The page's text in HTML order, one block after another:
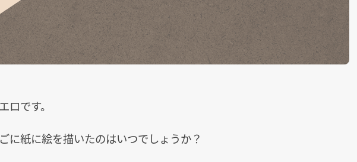
ロです。
に紙に絵を描いたのはいつでしょうか？